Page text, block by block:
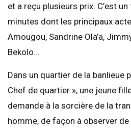
et a reçu plusieurs prix. C’est
minutes dont les principaux
Amougou, Sandrine Ola’a,
Bekolo…
Dans un quartier de la banlieue
Chef de quartier », une jeune
demande à la sorcière de la
homme, de façon à observer